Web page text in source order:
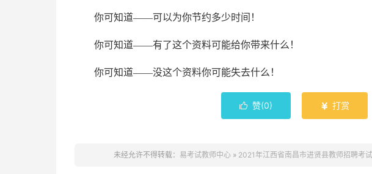
你可知道——可以为你节约多少时间！
你可知道——有了这个资料可能给你带来什么！
你可知道——没这个资料你可能失去什么 ！
 赞(0)  打赏
未经允许不得转载： 易考试教师中心 » 2021年江西省南昌市进贤县教师招聘考